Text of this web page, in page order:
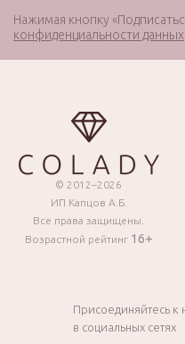
Нажимая кнопку
конфиденциальности данных
© 2012–2026
ИП Капцов А.Б.
Все права защищены.
Возрастной рейтинг 16+
Присоединяйтесь
в социальных сетях